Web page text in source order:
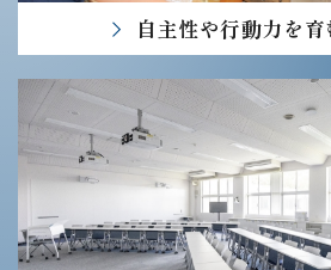
自主性や行動力を